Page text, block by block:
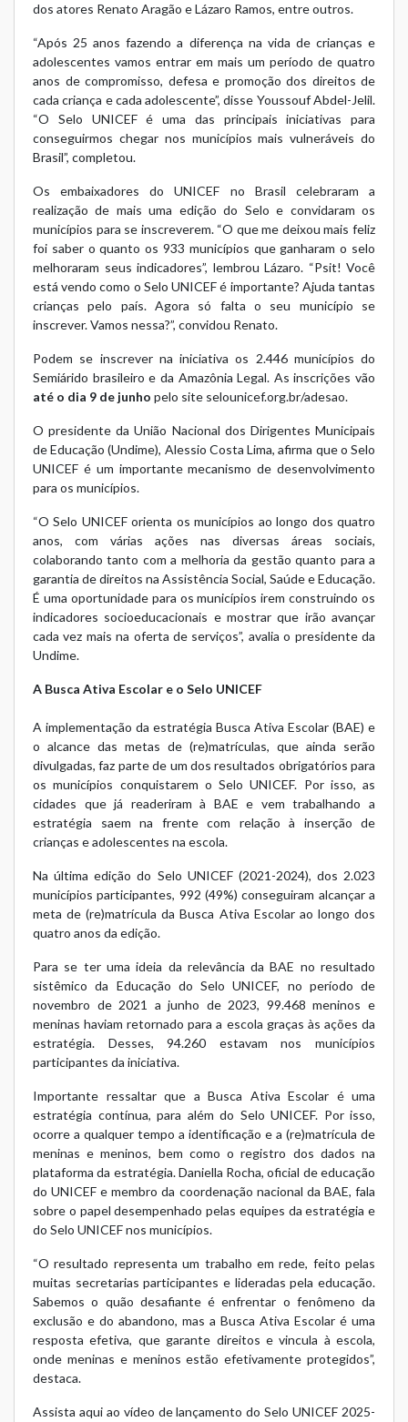
dos atores Renato Aragão e Lázaro Ramos, entre outros.
“Após 25 anos fazendo a diferença na vida de crianças e
adolescentes vamos entrar em mais um período de quatro
anos de compromisso, defesa e promoção dos direitos de
cada criança e cada adolescente”, disse Youssouf Abdel-Jelil.
“O Selo UNICEF é uma das principais iniciativas para
conseguirmos chegar nos municípios mais vulneráveis do
Brasil”, completou.
Os embaixadores do UNICEF no Brasil celebraram a
realização de mais uma edição do Selo e convidaram os
municípios para se inscreverem. “O que me deixou mais feliz
foi saber o quanto os 933 municípios que ganharam o selo
melhoraram seus indicadores”, lembrou Lázaro. “Psit! Você
está vendo como o Selo UNICEF é importante? Ajuda tantas
crianças pelo país. Agora só falta o seu município se
inscrever. Vamos nessa?”, convidou Renato.
Podem se inscrever na iniciativa os 2.446 municípios do
Semiárido brasileiro e da Amazônia Legal. As inscrições vão
até o dia 9 de junho pelo site selounicef.org.br/adesao.
O presidente da União Nacional dos Dirigentes Municipais
de Educação (Undime), Alessio Costa Lima, afirma que o Selo
UNICEF é um importante mecanismo de desenvolvimento
para os municípios.
“O Selo UNICEF orienta os municípios ao longo dos quatro
anos, com várias ações nas diversas áreas sociais,
colaborando tanto com a melhoria da gestão quanto para a
garantia de direitos na Assistência Social, Saúde e Educação.
É uma oportunidade para os municípios irem construindo os
indicadores socioeducacionais e mostrar que irão avançar
cada vez mais na oferta de serviços”, avalia o presidente da
Undime.
A Busca Ativa Escolar e o Selo UNICEF
A implementação da estratégia Busca Ativa Escolar (BAE) e
o alcance das metas de (re)matrículas, que ainda serão
divulgadas, faz parte de um dos resultados obrigatórios para
os municípios conquistarem o Selo UNICEF. Por isso, as
cidades que já readeriram à BAE e vem trabalhando a
estratégia saem na frente com relação à inserção de
crianças e adolescentes na escola.
Na última edição do Selo UNICEF (2021-2024), dos 2.023
municípios participantes, 992 (49%) conseguiram alcançar a
meta de (re)matrícula da Busca Ativa Escolar ao longo dos
quatro anos da edição.
Para se ter uma ideia da relevância da BAE no resultado
sistêmico da Educação do Selo UNICEF, no período de
novembro de 2021 a junho de 2023, 99.468 meninos e
meninas haviam retornado para a escola graças às ações da
estratégia. Desses, 94.260 estavam nos municípios
participantes da iniciativa.
Importante ressaltar que a Busca Ativa Escolar é uma
estratégia contínua, para além do Selo UNICEF. Por isso,
ocorre a qualquer tempo a identificação e a (re)matrícula de
meninas e meninos, bem como o registro dos dados na
plataforma da estratégia. Daniella Rocha, oficial de educação
do UNICEF e membro da coordenação nacional da BAE, fala
sobre o papel desempenhado pelas equipes da estratégia e
do Selo UNICEF nos municípios.
“O resultado representa um trabalho em rede, feito pelas
muitas secretarias participantes e lideradas pela educação.
Sabemos o quão desafiante é enfrentar o fenômeno da
exclusão e do abandono, mas a Busca Ativa Escolar é uma
resposta efetiva, que garante direitos e vincula à escola,
onde meninas e meninos estão efetivamente protegidos”,
destaca.
Assista aqui ao vídeo de lançamento do Selo UNICEF 2025-